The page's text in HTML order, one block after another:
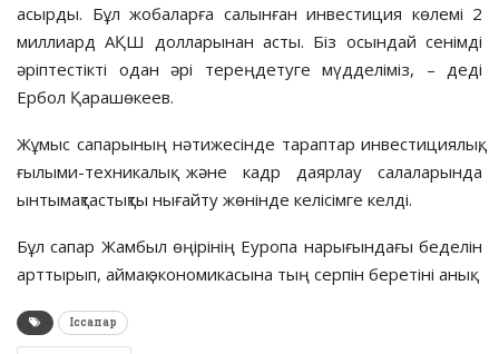
асырды. Бұл жобаларға салынған инвестиция көлемі 2
миллиард АҚШ долларынан асты. Біз осындай сенімді
әріптестікті одан әрі тереңдетуге мүдделіміз, – деді
Ербол Қарашөкеев.
Жұмыс сапарының нәтижесінде тараптар инвестициялық,
ғылыми-техникалық және кадр даярлау салаларында
ынтымақтастықты нығайту жөнінде келісімге келді.
Бұл сапар Жамбыл өңірінің Еуропа нарығындағы беделін
арттырып, аймақ экономикасына тың серпін беретіні анық.
Іссапар